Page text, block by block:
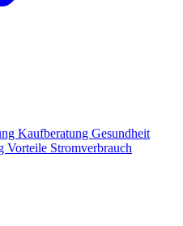
Kaufberatung Gesundheit
Vorteile Stromverbrauch